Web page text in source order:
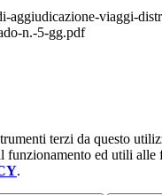
aggiudicazione-viaggi-
n.-5-gg.pdf
terzi da questo
funzionamento ed utili alle
.